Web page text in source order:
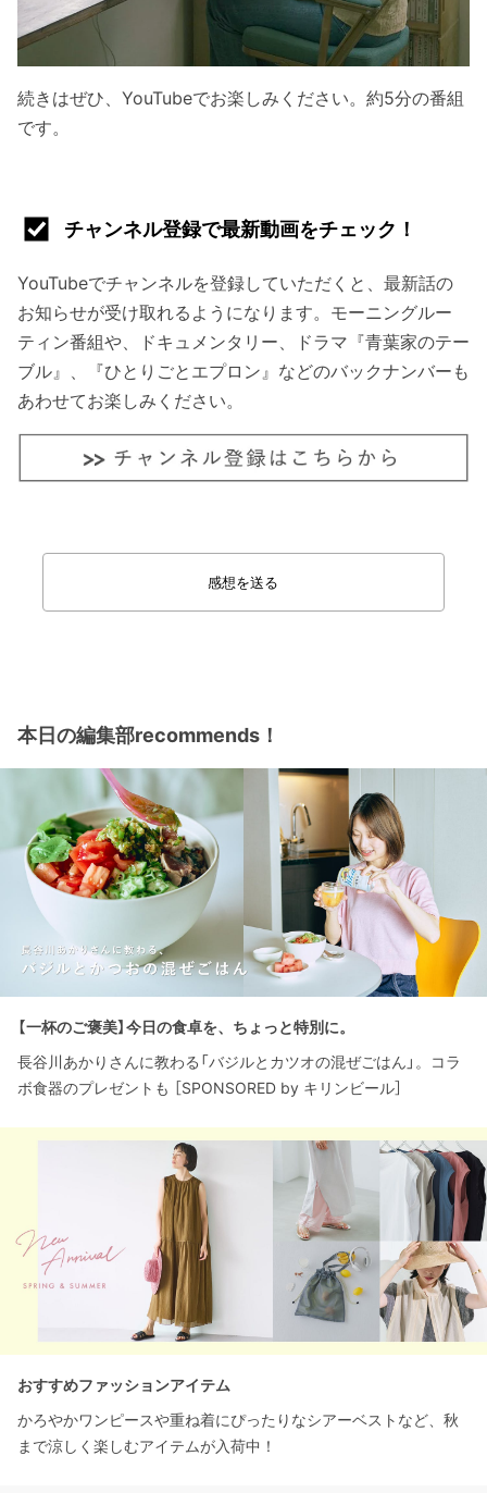
続きはぜひ、YouTubeでお楽しみください。約5分の番組
です。
チャンネル登録で最新動画をチェック！
YouTubeでチャンネルを登録していただくと、最新話の
お知らせが受け取れるようになります。モーニングルー
ティン番組や、ドキュメンタリー、ドラマ『青葉家のテー
ブル』
、『ひとりごとエプロン』 などのバックナンバーも
あわせてお楽しみください。
感想を送る
本日の編集部recommends！
【一杯のご褒美】今日の食卓を、ちょっと特別に。
長谷川あかりさんに教わる「バジルとカツオの混ぜごはん」。コラ
ボ食器のプレゼントも ［SPONSORED by キリンビール］
おすすめファッションアイテム
かろやかワンピースや重ね着にぴったりなシアーベストなど、秋
まで涼しく楽しむアイテムが入荷中！